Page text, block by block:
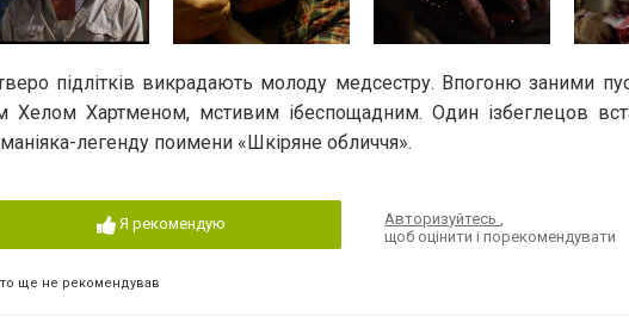
підлітків викрадають молоду медсестру. Впогоню заними
Хелом Хартменом, мстивим ібеспощадним. Один ізбеглецов
легенду поимени «Шкіряне обличчя».
Я рекомендую
ще не рекомендував
Авторизуйтесь,
щоб оцінити і порекомендувати